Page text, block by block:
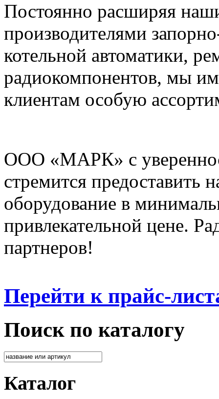
Постоянно расширяя
производителями
котельной автоматики,
радиокомпонентов, мы
клиентам особую
ООО «МАРК» с
стремится предоставить
оборудование в
привлекательной цене.
партнеров!
Перейти к прайс-
Поиск по каталогу
Каталог